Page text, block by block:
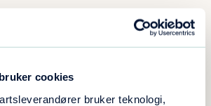
cookies
bruker teknologi,